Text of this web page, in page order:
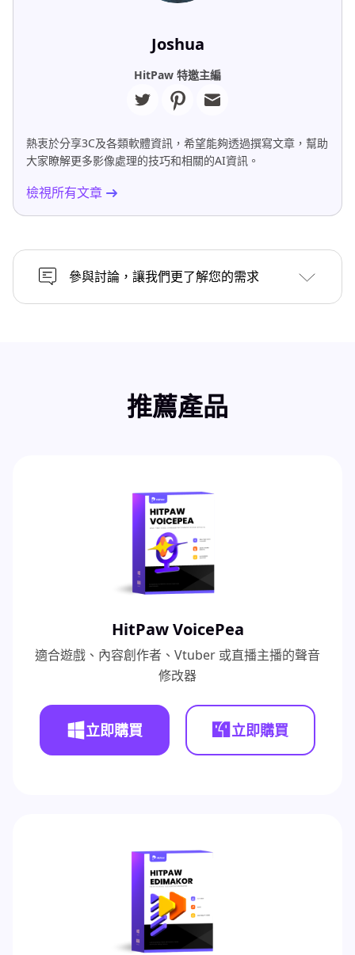
Joshua
HitPaw 特邀主編
熱衷於分享3C及各類軟體資訊，希望能夠透過撰寫文章，幫助
大家瞭解更多影像處理的技巧和相關的AI資訊。
檢視所有文章
參與討論，讓我們更了解您的需求
推薦產品
HitPaw VoicePea
適合遊戲、內容創作者、Vtuber 或直播主播的聲音
修改器
立即購買 立即購買